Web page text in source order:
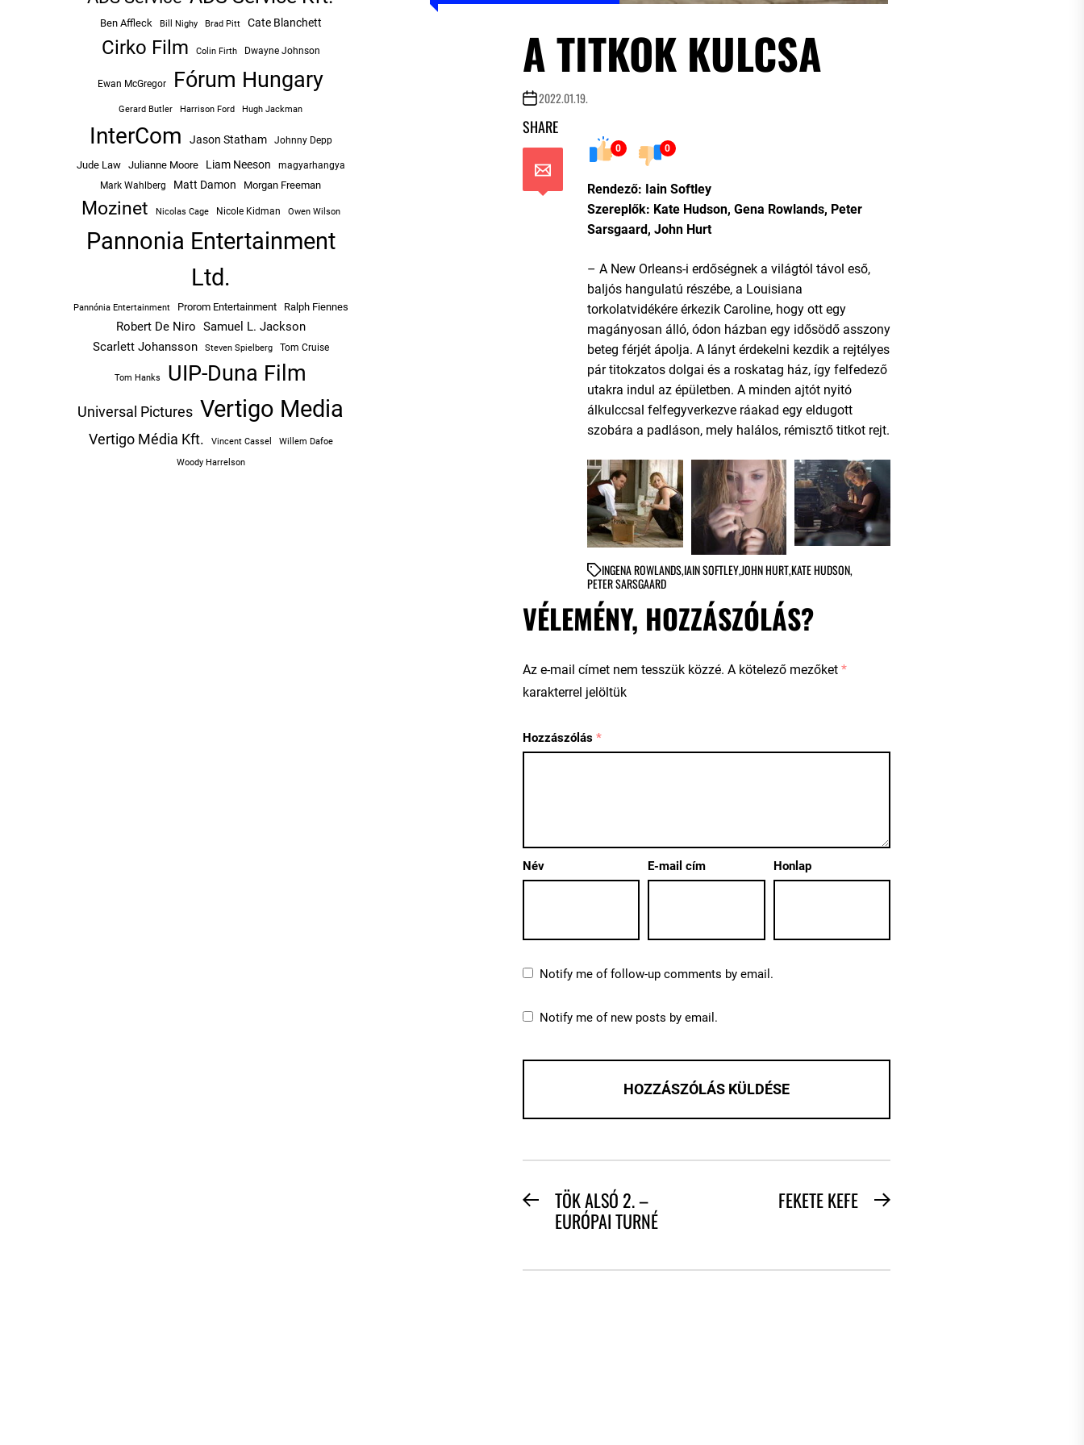
A TITKOK KULCSA
2022.01.19.
SHARE
0 0
Rendező: Iain Softley
Szereplők: Kate Hudson, Gena Rowlands, Peter
Sarsgaard, John Hurt
– A New Orleans-i erdőségnek a világtól távol eső,
baljós hangulatú részébe, a Louisiana
torkolatvidékére érkezik Caroline, hogy ott egy
magányosan álló, ódon házban egy idősödő asszony
beteg férjét ápolja. A lányt érdekelni kezdik a rejtélyes
pár titokzatos dolgai és a roskatag ház, így felfedező
utakra indul az épületben. A minden ajtót nyitó
álkulccsal felfegyverkezve ráakad egy eldugott
szobára a padláson, mely halálos, rémisztő titkot rejt.
INGENA ROWLANDS,IAIN SOFTLEY,JOHN HURT,KATE HUDSON,
PETER SARSGAARD
VÉLEMÉNY, HOZZÁSZÓLÁS?
Az e-mail címet nem tesszük közzé. A kötelező mezőket *
karakterrel jelöltük
Hozzászólás *
Név E-mail cím Honlap
Notify me of follow-up comments by email.
Notify me of new posts by email.
BEJEGYZÉS
NAVIGÁCIÓ
PreviousTÖK ALSÓ 2. –
EURÓPAI TURNÉ
Next
FEKETE KEFE
Ben Affleck Bill Nighy Brad Pitt Cate Blanchett
Cirko Film Colin Firth Dwayne Johnson
Ewan McGregor Fórum Hungary
Gerard Butler Harrison Ford Hugh Jackman
InterCom Jason Statham Johnny Depp
Jude Law Julianne Moore Liam Neeson
magyarhangya
Mark Wahlberg
Matt Damon Morgan Freeman
Mozinet Nicolas Cage Nicole Kidman Owen Wilson
Pannonia Entertainment
Ltd.
Pannónia Entertainment Prorom Entertainment Ralph Fiennes
Robert De Niro Samuel L. Jackson
Scarlett Johansson
Steven Spielberg Tom Cruise
Tom Hanks UIP-Duna Film
Universal Pictures Vertigo Media
Vertigo Média Kft. Vincent Cassel
Willem Dafoe
Woody Harrelson